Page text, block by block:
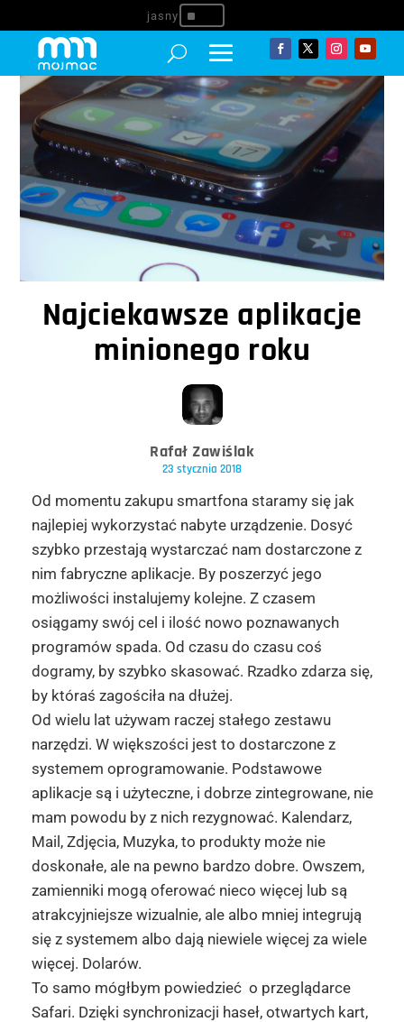
^
Najciekawsze aplikacje
minionego roku
Rafał Zawiślak
23 stycznia 2018
Od momentu zakupu smartfona staramy się jak
najlepiej wykorzystać nabyte urządzenie. Dosyć
szybko przestają wystarczać nam dostarczone z
nim fabryczne aplikacje. By poszerzyć jego
możliwości instalujemy kolejne. Z czasem
osiągamy swój cel i ilość nowo poznawanych
programów spada. Od czasu do czasu coś
dogramy, by szybko skasować. Rzadko zdarza się,
by któraś zagościła na dłużej.
Od wielu lat używam raczej stałego zestawu
narzędzi. W większości jest to dostarczone z
systemem oprogramowanie. Podstawowe
aplikacje są i użyteczne, i dobrze zintegrowane, nie
mam powodu by z nich rezygnować. Kalendarz,
Mail, Zdjęcia, Muzyka, to produkty może nie
doskonałe, ale na pewno bardzo dobre. Owszem,
zamienniki mogą oferować nieco więcej lub są
atrakcyjniejsze wizualnie, ale albo mniej integrują
się z systemem albo dają niewiele więcej za wiele
więcej. Dolarów.
To samo mógłbym powiedzieć o przeglądarce
Safari. Dzięki synchronizacji haseł, otwartych kart,